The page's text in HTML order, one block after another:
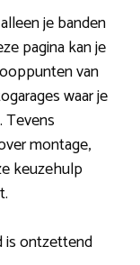
je banden
pagina kan je
van
waar je
Tevens
montage,
keuzehulp
is ontzettend